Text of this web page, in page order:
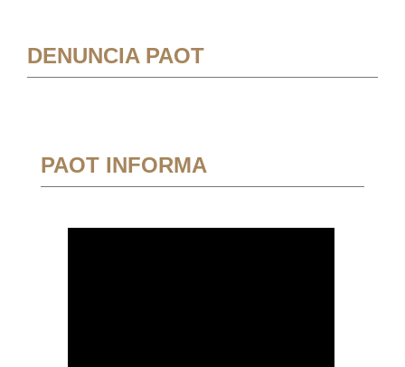
DENUNCIA PAOT
PAOT INFORMA